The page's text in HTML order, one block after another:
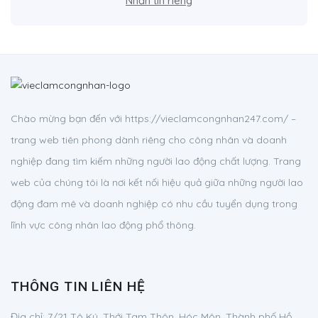
Chào mừng bạn đến với https://vieclamcongnhan247.com/ –
trang web tiên phong dành riêng cho công nhân và doanh
nghiệp đang tìm kiếm những người lao động chất lượng. Trang
web của chúng tôi là nơi kết nối hiệu quả giữa những người lao
động đam mê và doanh nghiệp có nhu cầu tuyển dụng trong
lĩnh vực công nhân lao động phổ thông.
THÔNG TIN LIÊN HỆ